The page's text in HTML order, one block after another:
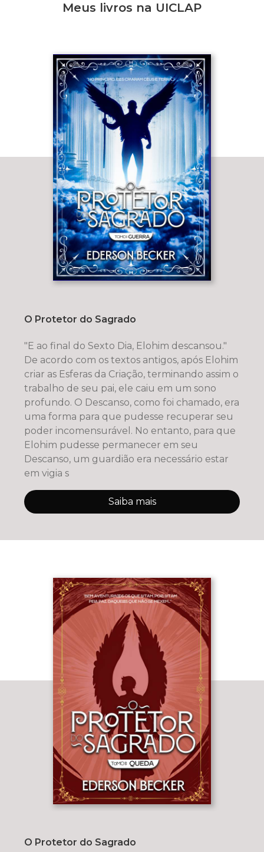
Meus livros na UICLAP
O Protetor do Sagrado
"E ao final do Sexto Dia, Elohim descansou." ​​​​
De acordo com os textos antigos, após Elohim
criar as Esferas da Criação, terminando assim o
trabalho de seu pai, ele caiu em um sono
profundo. O Descanso, como foi chamado, era
uma forma para que pudesse recuperar seu
poder incomensurável. No entanto, para que
Elohim pudesse permanecer em seu
Descanso, um guardião era necessário estar
em vigia s
Saiba mais
O Protetor do Sagrado